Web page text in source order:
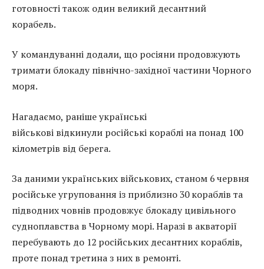
готовності також один великий десантний
корабель.
У командуванні додали, що росіяни продовжують
тримати блокаду північно-західної частини Чорного
моря.
Нагадаємо, раніше українські
військові відкинули російські кораблі на понад 100
кілометрів від берега.
За даними українських військових, станом 6 червня
російське угруповання із приблизно 30 кораблів та
підводних човнів продовжує блокаду цивільного
судноплавства в Чорному морі. Наразі в акваторії
перебувають до 12 російських десантних кораблів,
проте понад третина з них в ремонті.